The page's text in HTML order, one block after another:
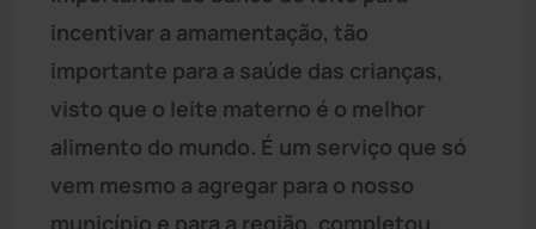
incentivar a amamentação, tão
importante para a saúde das crianças,
visto que o leite materno é o melhor
alimento do mundo. É um serviço que só
vem mesmo a agregar para o nosso